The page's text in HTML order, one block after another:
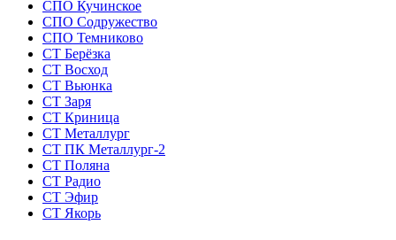
СПО Кучинское
СПО Содружество
СПО Темниково
СТ Берёзка
СТ Восход
СТ Вьюнка
СТ Заря
СТ Криница
СТ Металлург
СТ ПК Металлург-2
СТ Поляна
СТ Радио
СТ Эфир
СТ Якорь